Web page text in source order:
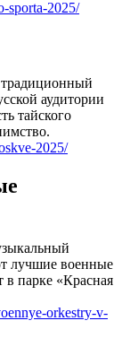
sporta-2025/
аудитории
тайского
2025/
лучшие военные
в парке «Красная
orkestry-v-